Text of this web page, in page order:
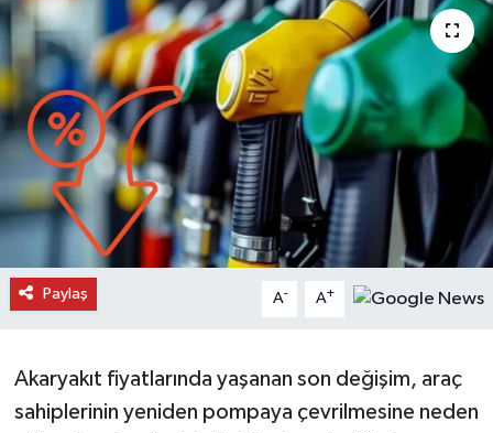
Paylaş A- A+
Akaryakıt fiyatlarında yaşanan son değişim, araç
sahiplerinin yeniden pompaya çevrilmesine neden
Daday Haberleri
Devrekani Haberleri
Doğanyurt Haberleri
Hanönü Haberleri
İhsangazi Haberleri
İnebolu Haberleri
Merkez Haberleri